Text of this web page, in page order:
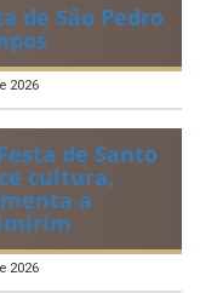
de São Pedro
2026
de Santo
cultura,
a
2026